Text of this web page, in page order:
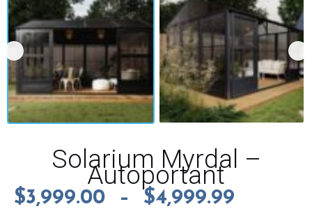
Solarium Myrdal –
Autoportant
$3,999.00 – $4,999.99